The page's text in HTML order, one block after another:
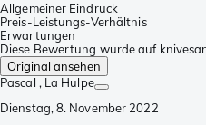
Allgemeiner Eindruck
Preis-Leistungs-Verhältnis
Erwartungen
Diese Bewertung wurde auf
Original ansehen
Pascal , La Hulpe
Dienstag, 8. November 2022